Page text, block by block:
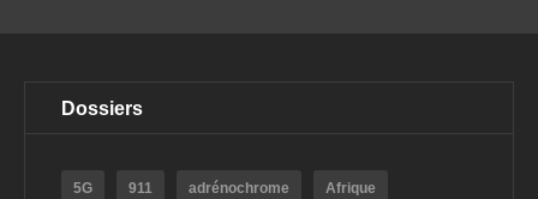
Dossiers
5G 911 adrénochrome Afrique